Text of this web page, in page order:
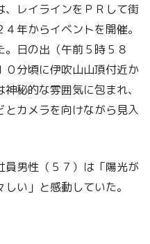
レイラインをＰＲして街
年からイベントを開催。
日の出（午前５時５８
０分頃に伊吹山山頂付近か
秘的な雰囲気に包まれ、
カメラを向けながら見入
男性（５７）は「陽光が
い」と感動していた。